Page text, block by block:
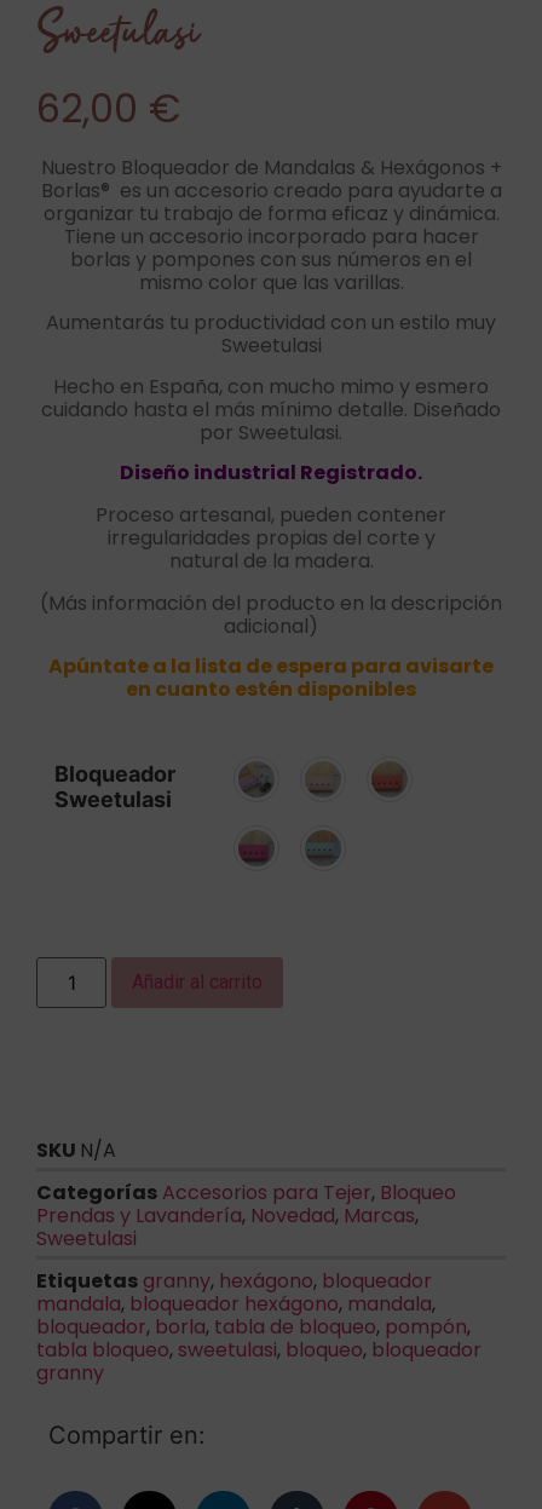
Sweetulasi
62,00 €
Nuestro Bloqueador de Mandalas & Hexágonos +
Borlas® es un accesorio creado para ayudarte a
organizar tu trabajo de forma eficaz y dinámica.
Tiene un accesorio incorporado para hacer
borlas y pompones con sus números en el
mismo color que las varillas.
Aumentarás tu productividad con un estilo muy
Sweetulasi
Hecho en España, con mucho mimo y esmero
cuidando hasta el más mínimo detalle. Diseñado
por Sweetulasi.
Diseño industrial Registrado.
Proceso artesanal, pueden contener
irregularidades propias del corte y
natural de la madera.
(Más información del producto en la descripción
adicional)
Apúntate a la lista de espera para avisarte
en cuanto estén disponibles
Bloqueador
Sweetulasi
Añadir al carrito
SKU N/A
Categorías Accesorios para Tejer, Bloqueo
Prendas y Lavandería, Novedad, Marcas,
Sweetulasi
Etiquetas granny, hexágono, bloqueador
mandala, bloqueador hexágono, mandala,
bloqueador, borla, tabla de bloqueo, pompón,
tabla bloqueo, sweetulasi, bloqueo, bloqueador
granny
Compartir en: